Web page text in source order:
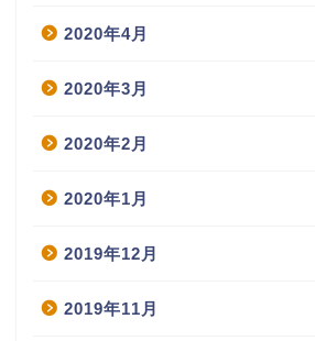
2020年4月
2020年3月
2020年2月
2020年1月
2019年12月
2019年11月